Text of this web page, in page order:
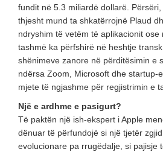
fundit në 5.3 miliardë dollarë.
thjesht mund ta shkatërrojnë Plaud
ndryshim të vetëm të aplikacionit ose
tashmë ka përfshirë në heshtje
shënimeve zanore në përditësimin e
ndërsa Zoom, Microsoft dhe startup-
mjete të ngjashme për regjistrimin e
Një e ardhme e pasigurt?
Të paktën një ish-ekspert i Apple
dënuar të përfundojë si një tjetër
evolucionare pa rrugëdalje, si pajisje